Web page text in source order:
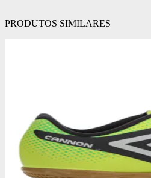
PRODUTOS SIMILARES